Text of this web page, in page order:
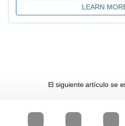
El siguiente artículo se